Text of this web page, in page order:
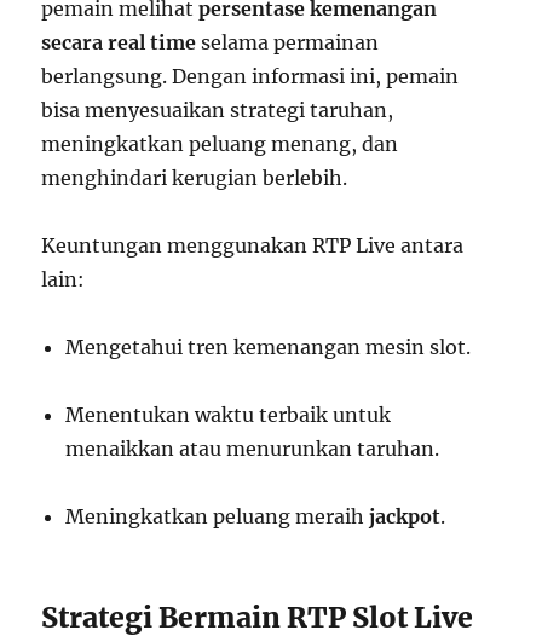
pemain melihatpersentase kemenangan
secara real time selama permainan
berlangsung. Dengan informasi ini, pemain
bisa menyesuaikan strategi taruhan,
meningkatkan peluang menang, dan
menghindari kerugian berlebih.
Keuntungan menggunakan RTP Live antara
lain:
Mengetahui tren kemenangan mesin slot.
Menentukan waktu terbaik untuk
menaikkan atau menurunkan taruhan.
Meningkatkan peluang meraihjackpot.
Strategi Bermain RTP Slot Live